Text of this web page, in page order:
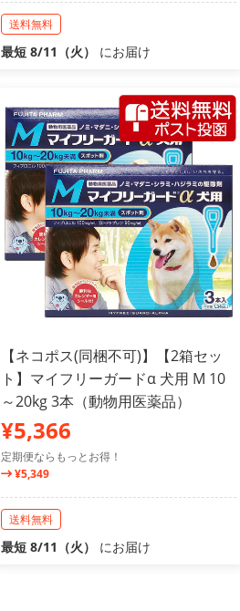
送料無料
最短 8/11（火） にお届け
【ネコポス(同梱不可)】【2箱セッ
ト】マイフリーガードα 犬用 M 10
～20kg 3本（動物用医薬品）
¥5,366
定期便ならもっとお得！
¥5,349
送料無料
最短 8/11（火） にお届け